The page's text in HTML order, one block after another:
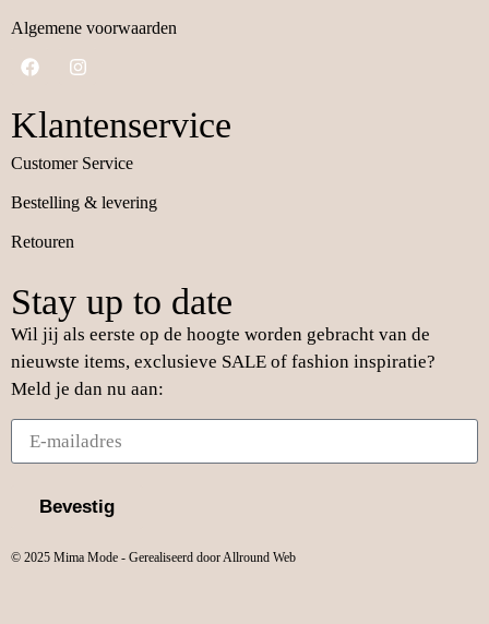
Algemene voorwaarden
Klantenservice
Customer Service
Bestelling & levering
Retouren
Stay up to date
Wil jij als eerste op de hoogte worden gebracht van de
nieuwste items, exclusieve SALE of fashion inspiratie?
Meld je dan nu aan:
Bevestig
© 2025 Mima Mode - Gerealiseerd door Allround Web